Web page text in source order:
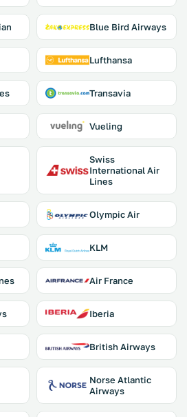
Blue Bird Airways
Lufthansa
Transavia
Vueling
Swiss
International Air
Lines
Olympic Air
KLM
Air France
Iberia
British Airways
Norse Atlantic
Airways